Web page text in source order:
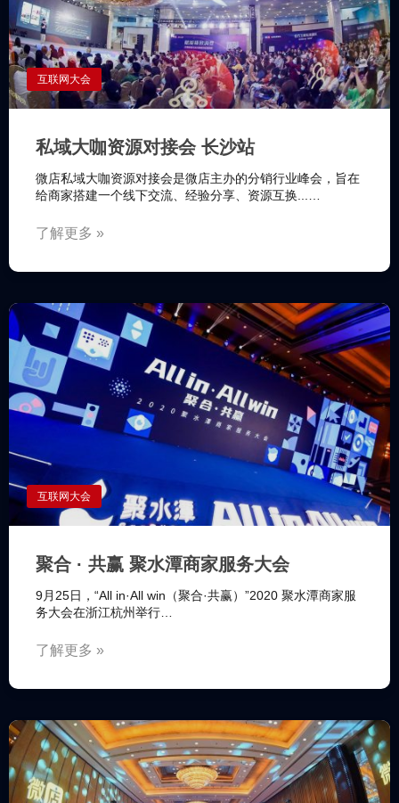
互联网大会
私域大咖资源对接会 长沙站
微店私域大咖资源对接会是微店主办的分销行业峰会，旨在
给商家搭建一个线下交流、经验分享、资源互换...…
了解更多 »
互联网大会
聚合 · 共赢 聚水潭商家服务大会
9月25日，“All in·All win（聚合·共赢）”2020 聚水潭商家服
务大会在浙江杭州举行…
了解更多 »